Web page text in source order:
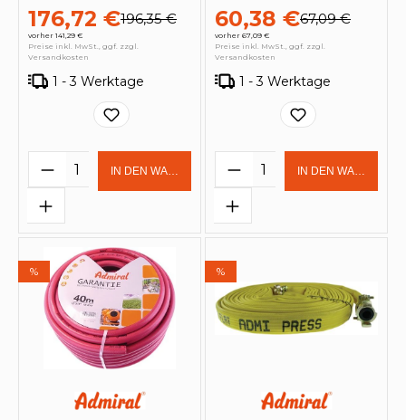
176,72 €196,35 €
vorher 141,29 €
Preise inkl. MwSt., ggf. zzgl.
Versandkosten
1 - 3 Werktage
Produkt Anzahl: Gib den
IN DEN WARENKORB
60,38 €67,09 €
vorher 67,09 €
Preise inkl. MwSt., ggf. zzgl.
Versandkosten
1 - 3 Werktage
Produkt Anzahl:
IN DEN
% %